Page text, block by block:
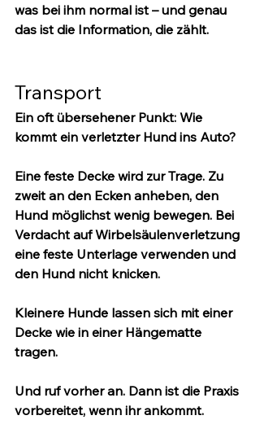
was bei ihm normal ist – und genau
das ist die Information, die zählt.
Transport
Ein oft übersehener Punkt: Wie
kommt ein verletzter Hund ins Auto?
Eine feste Decke wird zur Trage. Zu
zweit an den Ecken anheben, den
Hund möglichst wenig bewegen. Bei
Verdacht auf Wirbelsäulenverletzung
eine feste Unterlage verwenden und
den Hund nicht knicken.
Kleinere Hunde lassen sich mit einer
Decke wie in einer Hängematte
tragen.
Und ruf vorher an. Dann ist die Praxis
vorbereitet, wenn ihr ankommt.